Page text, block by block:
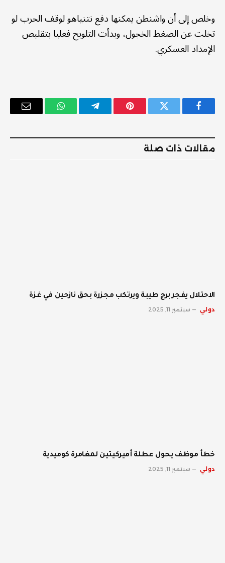
وخلص إلى أن واشنطن يمكنها دفع نتنياهو لوقف الحرب لو
تخلت عن الضغط الخجول، وبدأت التلويح فعليا بتقليص
الإمداد العسكري.
فيسبوك تويتر بينتيريستتيلقرام واتساب
البريد
مقالات ذات صلة
الاحتلال يفجر برج طيبة ويرتكب مجزرة بحق نازحين في غزة
دولي سبتمبر 11, 2025
خطأ موظف يحول عطلة أميركيتين لمغامرة كوميدية
دولي سبتمبر 11, 2025